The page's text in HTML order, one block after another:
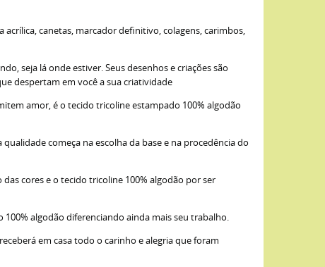
canetas, marcador definitivo, colagens, carimbos,
seja lá onde estiver. Seus desenhos e criações são
despertam em você a sua criatividade
amor, é o tecido tricoline estampado 100% algodão
começa na escolha da base e na procedência do
cores e o tecido tricoline 100% algodão por ser
algodão diferenciando ainda mais seu trabalho.
em casa todo o carinho e alegria que foram